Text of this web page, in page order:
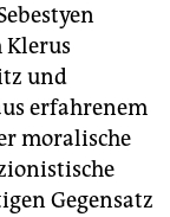
Klerus
und
erfahrenem
moralische
Gegensatz